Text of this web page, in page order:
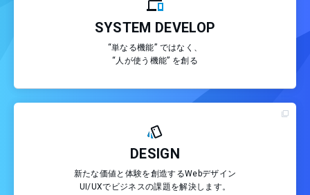
SYSTEM DEVELOP
“単なる機能” ではなく、
“人が使う機能” を創る
DESIGN
新たな価値と体験を創造するWebデザイン
UI/UXでビジネスの課題を解決します。